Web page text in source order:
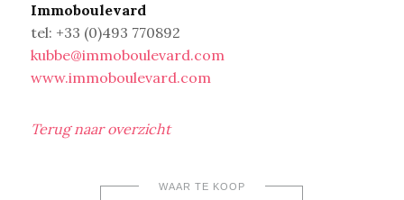
Immoboulevard
tel: +33 (0)493 770892
kubbe@immoboulevard.com
www.immoboulevard.com
Terug naar overzicht
WAAR TE KOOP